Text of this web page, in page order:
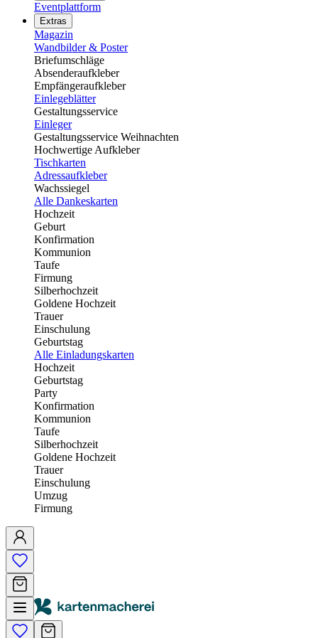
Eventplattform
Extras
Magazin
Wandbilder & Poster
Briefumschläge
Absenderaufkleber
Empfängeraufkleber
Einlegeblätter
Gestaltungsservice
Einleger
Gestaltungsservice Weihnachten
Hochwertige Aufkleber
Tischkarten
Adressaufkleber
Wachssiegel
Alle Dankeskarten
Hochzeit
Geburt
Konfirmation
Kommunion
Taufe
Firmung
Silberhochzeit
Goldene Hochzeit
Trauer
Einschulung
Geburtstag
Alle Einladungskarten
Hochzeit
Geburtstag
Party
Konfirmation
Kommunion
Taufe
Silberhochzeit
Goldene Hochzeit
Trauer
Einschulung
Umzug
Firmung